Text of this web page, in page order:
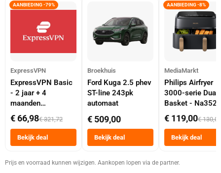
AANBIEDING -79%
ExpressVPN
ExpressVPN Basic
- 2 jaar + 4
maanden
abonnement
€ 66,98€ 321,72
Bekijk deal
Broekhuis
Ford Kuga 2.5 phev
ST-line 243pk
automaat
€ 509,00
Bekijk deal
AANBIEDING -8%
MediaMarkt
Philips Airfryer
3000-serie Dual
Basket -
Dubbele Mand 9
Tot 6 Personen
Heteluchtfriteuse
Zwart
€ 119,00€ 130,00
Bekijk deal
Prijs en voorraad kunnen wijzigen. Aankopen lopen via de partner.